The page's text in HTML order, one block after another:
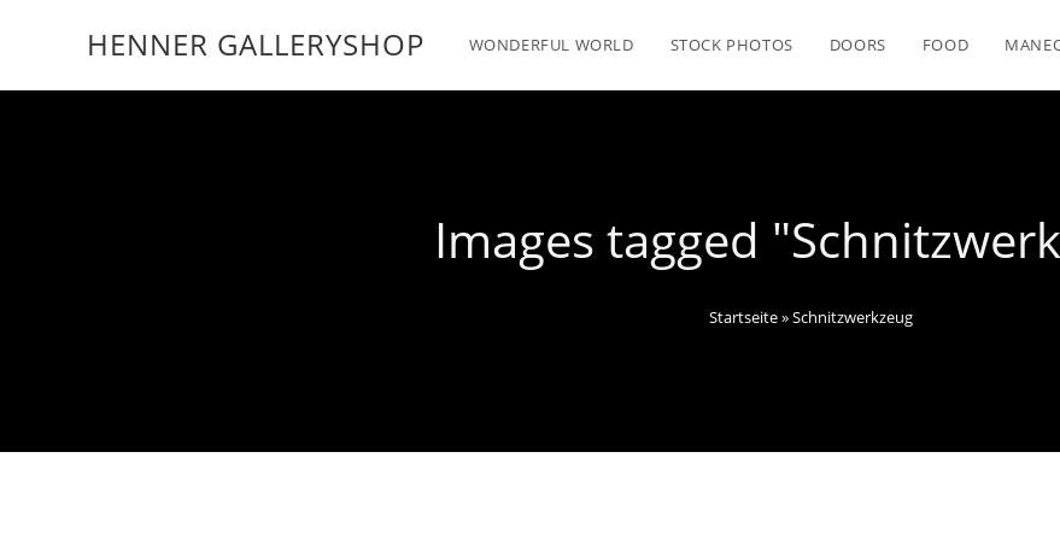
HENNER GALLERYSHOP WONDERFUL WORLD STOCK PHOTOS DOORS FOOD
Images tagged
Startseite»Schnitzwerkzeug